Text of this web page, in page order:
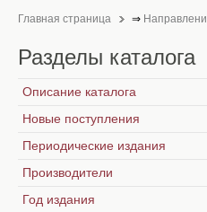
Главная страница ⇒
Разделы каталога
Описание каталога
Новые поступления
Периодические издания
Производители
Год издания